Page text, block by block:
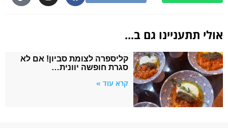
אולי תתעניינו גם ב...
קליספרה לצומת סביון! אם לא
סגרת חופשה יוונית…
קרא עוד »